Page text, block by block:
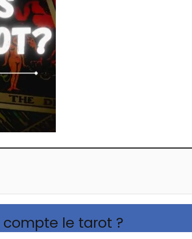
le tarot ?